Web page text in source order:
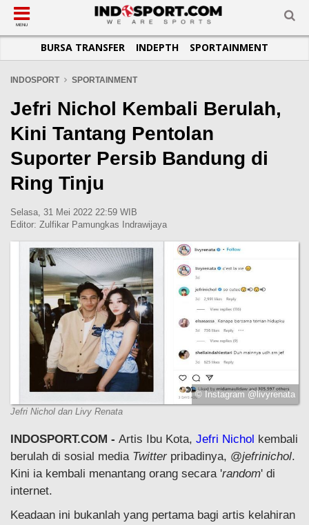
SUB-MENU
SEPAKBOLA
LIGA INGGRIS
LIGA ITALIA
LIGA SPANYOL
LIGA CHAMPIONS
LIGA JERMAN
LIGA EUROPA
SUB-MENU
SPORTAINMENT
SUB-MENU
OTOMOTIF
OTOMANIA
SUB-MENU
BASKET
FUTSAL
OLIMPIK
E-SPORT
SUB-MENU
JADWAL
SUB-MENU
TOPIK HARI INI
INFOGRAFIS
GALERI FOTO
TEMPAT OLAHRAGA
PASUKAN SEHAT
KOMUNITAS SEHAT
MENU
BURSA TRANSFER INDEPTH SPORTAINMENT
INDOSPORT SPORTAINMENT
Jefri Nichol Kembali Berulah,
Kini Tantang Pentolan
Suporter Persib Bandung di
Ring Tinju
Selasa, 31 Mei 2022 22:59 WIB
Editor: Zulfikar Pamungkas Indrawijaya
© Instagram @livyrenata
Jefri Nichol dan Livy Renata
INDOSPORT.COM - Artis Ibu Kota, Jefri Nichol kembali
berulah di sosial media Twitterpribadinya, @jefrinichol.
Kini ia kembali menantang orang secara 'random' di
internet.
Keadaan ini bukanlah yang pertama bagi artis kelahiran